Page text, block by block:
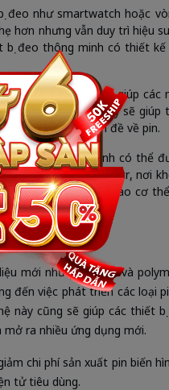
đeo như smartwatch hoặc
hơn nhưng vẫn duy trì hiệu
đeo thông minh có thiết
pin biến hình có thể giúp
của pin. Điều này sẽ
gặp phải vấn đề về pin.
Cao: Pin biến hình có thể
thiết bị hỗ trợ điều trị, nơi
dễ dàng tích hợp vào cơ
mới như graphene và
đến việc phát triển các loại
này cũng sẽ giúp các thiết
ra nhiều ứng dụng mới.
chi phí sản xuất pin biến
tử tiêu dùng.